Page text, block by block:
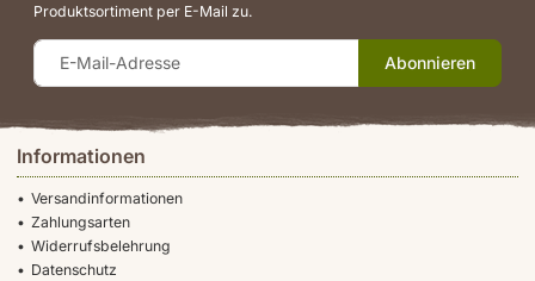
Informationen
Versandinformationen
Zahlungsarten
Widerrufsbelehrung
Datenschutz
Produktsortiment per E-Mail zu.
Abonnieren